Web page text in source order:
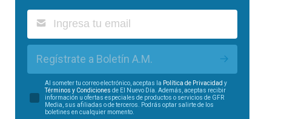
Regístrate a Boletín A.M.
Al someter tu correo electrónico, aceptas la Política de Privacidad y
Términos y Condiciones de El Nuevo Día. Además, aceptas recibir
información u ofertas especiales de productos o servicios de GFR
Media, sus afiliadas o de terceros. Podrás optar salirte de los
boletines en cualquier momento.